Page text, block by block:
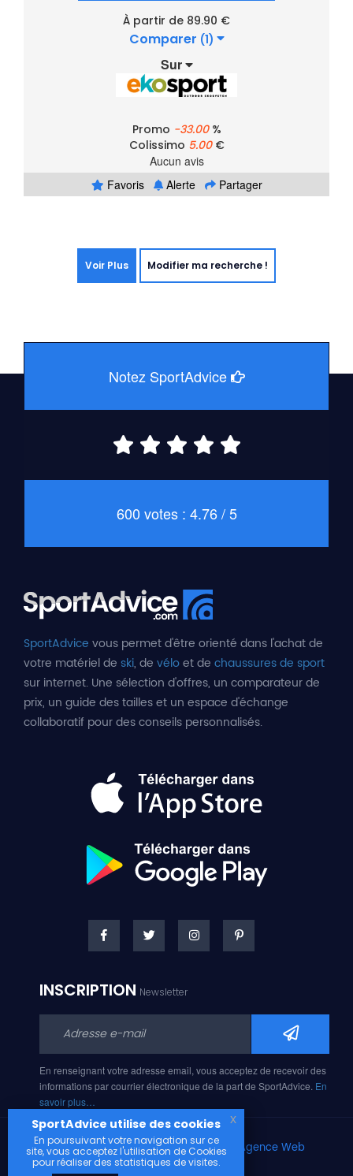
À partir de 89.90 €
Comparer (1)
Sur
Promo -33.00%
Colissimo 5.00€
Aucun avis
Favoris
Alerte Partager
Voir Plus Modifier ma recherche !
Notez SportAdvice
600 votes : 4.76 / 5
SportAdvice vous permet d'être orienté dans l'achat de
votre matériel de ski, de véloet de chaussures de sport
sur internet. Une sélection d'offres, un comparateur de
prix, un guide des tailles et un espace d'échange
collaboratif pour des conseils personnalisés.
INSCRIPTION Newsletter
En renseignant votre adresse email, vous acceptez de recevoir des
informations par courrier électronique de la part de SportAdvice. En
savoir plus…
Copyright © 2026, Développé avec par
Agence Web
Narobaz.
SportAdvice utilise des cookies
En poursuivant votre navigation sur ce
site, vous acceptez l'utilisation de Cookies
pour réaliser des statistiques de visites.
x